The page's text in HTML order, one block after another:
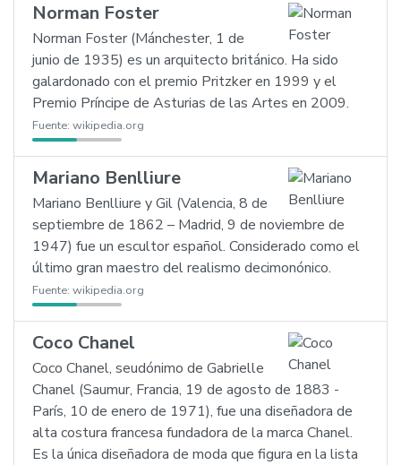
Norman Foster
Norman Foster (Mánchester, 1 de
junio de 1935) es un arquitecto británico. Ha sido
galardonado con el premio Pritzker en 1999 y el
Premio Príncipe de Asturias de las Artes en 2009.
Fuente: wikipedia.org
Mariano Benlliure
Mariano Benlliure y Gil (Valencia, 8 de
septiembre de 1862 – Madrid, 9 de noviembre de
1947) fue un escultor español. Considerado como el
último gran maestro del realismo decimonónico.
Fuente: wikipedia.org
Coco Chanel
Coco Chanel, seudónimo de Gabrielle
Chanel (Saumur, Francia, 19 de agosto de 1883 -
París, 10 de enero de 1971), fue una diseñadora de
alta costura francesa fundadora de la marca Chanel.
Es la única diseñadora de moda que figura en la lista